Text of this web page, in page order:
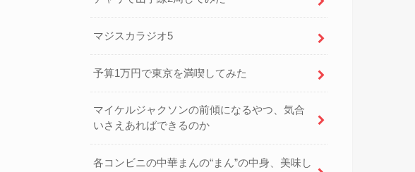
マジスカラジオ5
予算1万円で東京を満喫してみた
マイケルジャクソンの前傾になるやつ、気合
いさえあればできるのか
各コンビニの中華まんの“まん”の中身、美味し